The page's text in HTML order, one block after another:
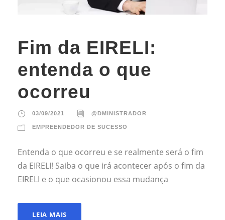
Fim da EIRELI:
entenda o que
ocorreu
03/09/2021 @DMINISTRADOR
EMPREENDEDOR DE SUCESSO
Entenda o que ocorreu e se realmente será o fim
da EIRELI! Saiba o que irá acontecer após o fim da
EIRELI e o que ocasionou essa mudança
LEIA MAIS